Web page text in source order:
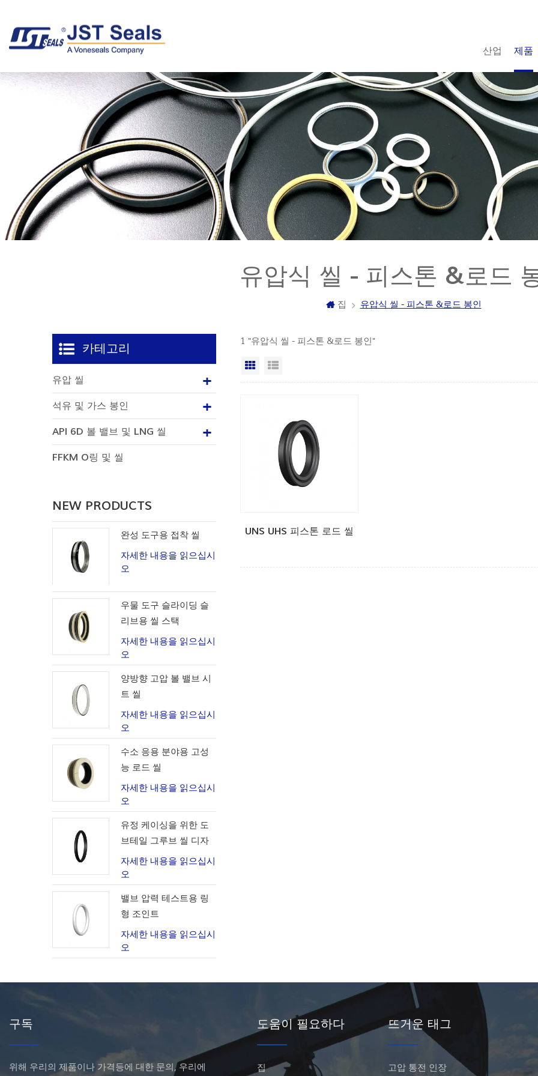
산업 제품
유압식 씰 - 피스톤 &로드
집 유압식 씰 - 피스톤 &로드 봉인
1 "유압식 씰 - 피스톤 &로드 봉인"
격자보기
UNS UHS 피스톤 로드 씰
카테고리
유압 씰
석유 및 가스 봉인
API 6D 볼 밸브 및 LNG 씰
FFKM O링 및 씰
NEW PRODUCTS
완성 도구용 접착 씰
자세한 내용을 읽으십시
오
우물 도구 슬라이딩 슬
리브용 씰 스택
자세한 내용을 읽으십시
오
양방향 고압 볼 밸브 시
트 씰
자세한 내용을 읽으십시
오
수소 응용 분야용 고성
능 로드 씰
자세한 내용을 읽으십시
오
유정 케이싱을 위한 도
브테일 그루브 씰 디자
인
자세한 내용을 읽으십시
오
밸브 압력 테스트용 링
형 조인트
자세한 내용을 읽으십시
오
구독
위해 우리의 제품이나 가격등에 대한 문의, 우리에
도움이 필요하다
집
뜨거운 태그
고압 통전 인장